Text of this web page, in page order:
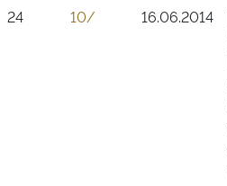
24
10/ 16.06.2014